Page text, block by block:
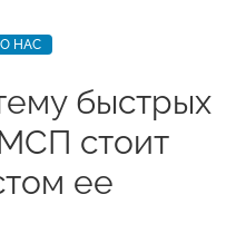
НАС
быстрых
стоит
ее